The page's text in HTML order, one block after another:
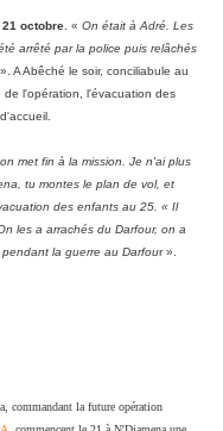
octobre . « On était à Adré. Les
arrêté par la police puis relâchés
A Abêché le soir, conciliabule au
de l'opération, l'évacuation des
met fin à la mission. Je n'ai plus
tu montes le plan de vol, et
des enfants au 25. « Il
les a arrachés du Darfour, on a
la guerre au Darfour ».
commandant la future opération